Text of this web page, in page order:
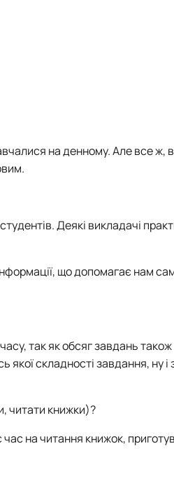
на денному. Але все ж, в
Деякі викладачі
що допомагає нам
так як обсяг завдань також
якої складності завдання, ну і
читати книжки)?
на читання книжок,